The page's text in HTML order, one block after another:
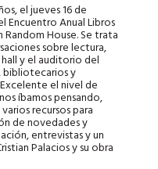
el jueves 16 de
Encuentro Anual Libros
House. Se trata
sobre lectura,
y el auditorio del
bibliotecarios y
el nivel de
íbamos pensando,
recursos para
de novedades y
entrevistas y un
Palacios y su obra